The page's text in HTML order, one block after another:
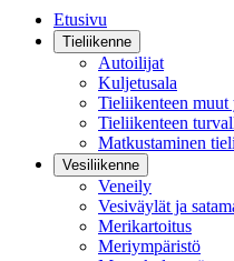
Etusivu
Tieliikenne
Autoilijat
Kuljetusala
Tieliikenteen muut
Tieliikenteen
Matkustaminen
Vesiliikenne
Veneily
Vesiväylät ja
Merikartoitus
Meriympäristö